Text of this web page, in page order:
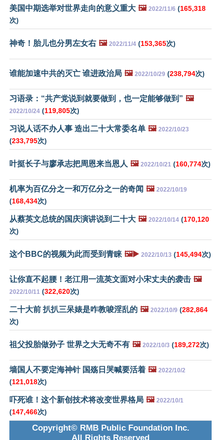
美国中期选举对世界走向的意义重大 🖼️ 2022/11/6 (165,318
次)
神奇！胎儿也分男左女右 🖼️ 2022/11/4 (153,365次)
谁能加速中共的灭亡 谁进政治局 🖼️ 2022/10/29 (238,794次)
习语录：“共产党说到就要做到，也一定能够做到” 🖼️
2022/10/24 (119,805次)
习说人话不办人事 造出二十大常委名单 🖼️ 2022/10/23
(233,795次)
叶挺长子与廖承志把周恩来当恩人 🖼️ 2022/10/21 (160,774次)
机率为百亿分之一和万亿分之一的奇闻 🖼️ 2022/10/19
(168,434次)
从蔡英文总统的国庆演讲说到二十大 🖼️ 2022/10/14 (170,120
次)
这个BBC的视频为此而受到青睐 🖼️▶️ 2022/10/13 (145,494次)
让你直不起腰！老江用一流英文面对小宋丈夫的袭击 🖼️
2022/10/11 (322,620次)
二十大前 扒扒三呆婊是咋教唆淫乱的 🖼️ 2022/10/9 (282,864
次)
祖父投胎做孙子 世界之大无奇不有 🖼️ 2022/10/3 (189,272次)
墙国人不要定海神针 国殇日哭喊要活着 🖼️ 2022/10/2
(121,018次)
吓死谁！这个新创技术将改变世界格局 🖼️ 2022/10/1
(147,466次)
Copyright© RMB Public Foundation Inc.
All Rights Reserved